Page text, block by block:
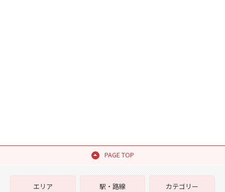
PAGE TOP
エリア
駅・路線
カテゴリー